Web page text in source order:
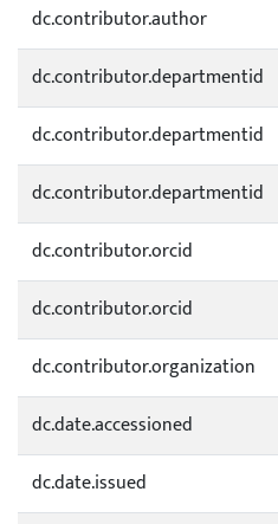
dc.contributor.author
dc.contributor.departmentid
dc.contributor.departmentid
dc.contributor.departmentid
dc.contributor.orcid
dc.contributor.orcid
dc.contributor.organization
dc.date.accessioned
dc.date.issued